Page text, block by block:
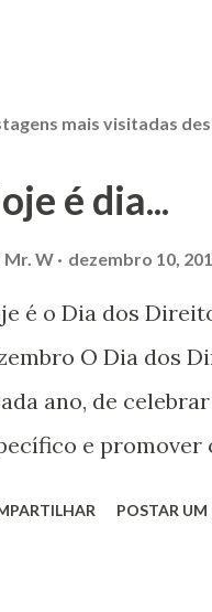
mais visitadas
é dia...
Mr. W dezembro 10,
é o Dia dos
O Dia dos
ano, de
e promover
POSTAR